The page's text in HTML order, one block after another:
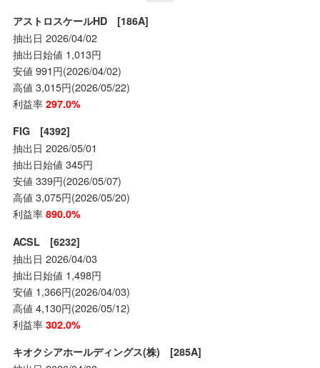
アストロスケールHD [186A]
抽出日 2026/04/02
抽出日始値 1,013円
安値 991円(2026/04/02)
高値 3,015円(2026/05/22)
利益率 297.0%
FIG [4392]
抽出日 2026/05/01
抽出日始値 345円
安値 339円(2026/05/07)
高値 3,075円(2026/05/20)
利益率 890.0%
ACSL [6232]
抽出日 2026/04/03
抽出日始値 1,498円
安値 1,366円(2026/04/03)
高値 4,130円(2026/05/12)
利益率 302.0%
キオクシアホールディングス(株) [285A]